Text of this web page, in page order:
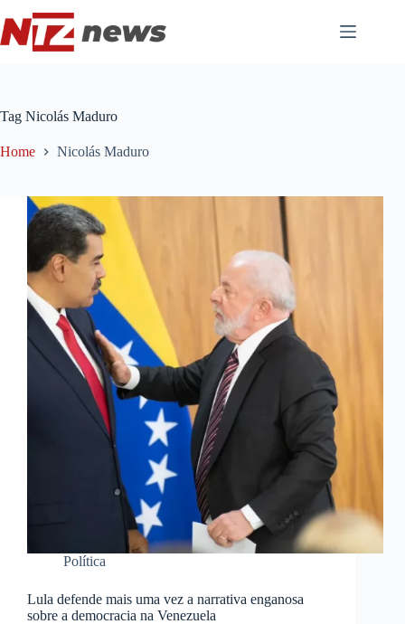
para
o
conteúdo
Tag Nicolás Maduro
Home Nicolás Maduro
Política
Lula defende mais uma vez a narrativa enganosa
sobre a democracia na Venezuela